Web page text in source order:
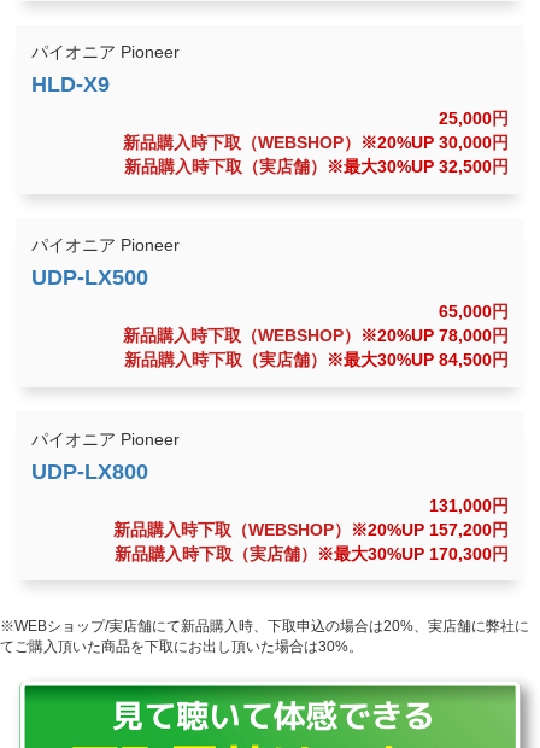
パイオニア Pioneer
25,000円
新品購入時下取（WEBSHOP）
※20%UP 30,000円
新品購入時下取（実店舗）
※最大30%UP 32,500円
パイオニア Pioneer
65,000円
新品購入時下取（WEBSHOP）
※20%UP 78,000円
新品購入時下取（実店舗）
※最大30%UP 84,500円
パイオニア Pioneer
131,000円
新品購入時下取（WEBSHOP）
※20%UP 157,200円
新品購入時下取（実店舗）
※最大30%UP 170,300円
※WEBショップ/実店舗にて新品購入時、下取申込の場合は20%、実店舗に弊社に
てご購入頂いた商品を下取にお出し頂いた場合は30%。